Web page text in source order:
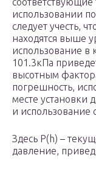
использовании
следует учесть,
находятся выше
использование в
101.3кПа
высотным
погрешность,
месте установки
и использование
Здесь P(h) –
давление,